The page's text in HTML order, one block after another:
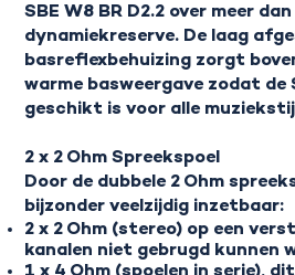
SBE W8 BR D2.2 over meer
dynamiekreserve. De laag
basreflexbehuizing zorgt
warme basweergave zodat de
geschikt is voor alle
2 x 2 Ohm Spreekspoel
Door de dubbele 2 Ohm
bijzonder veelzijdig inzetbaar:
2 x 2 Ohm (stereo) op een
kanalen niet gebrugd kunnen